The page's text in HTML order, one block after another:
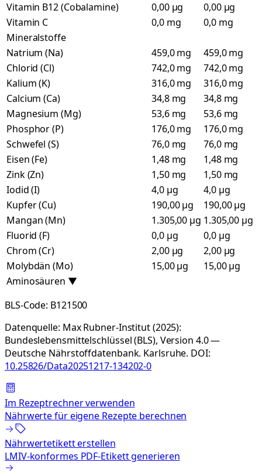
Vitamin B12 (Cobalamine)
0,00 µg
0,00 µg
Vitamin C
0,0 mg
0,0 mg
Mineralstoffe
Natrium (Na)
459,0 mg
459,0 mg
Chlorid (Cl)
742,0 mg
742,0 mg
Kalium (K)
316,0 mg
316,0 mg
Calcium (Ca)
34,8 mg
34,8 mg
Magnesium (Mg)
53,6 mg
53,6 mg
Phosphor (P)
176,0 mg
176,0 mg
Schwefel (S)
76,0 mg
76,0 mg
Eisen (Fe)
1,48 mg
1,48 mg
Zink (Zn)
1,50 mg
1,50 mg
Iodid (I)
4,0 µg
4,0 µg
Kupfer (Cu)
190,00 µg
190,00 µg
Mangan (Mn)
1.305,00 µg 1.305,00 µg
Fluorid (F)
0,0 µg
0,0 µg
Chrom (Cr)
2,00 µg
2,00 µg
Molybdän (Mo)
15,00 µg
15,00 µg
Aminosäuren ▼
BLS-Code: B121500
Datenquelle: Max Rubner-Institut (2025):
Bundeslebensmittelschlüssel (BLS), Version 4.0 —
Deutsche Nährstoffdatenbank. Karlsruhe. DOI:
10.25826/Data20251217-134202-0
Im Rezeptrechner verwenden
Nährwerte für eigene Rezepte berechnen
Nährwertetikett erstellen
LMIV-konformes PDF-Etikett generieren